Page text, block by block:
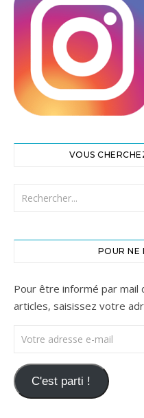
VOUS
POUR NE
Pour être informé par mail
articles, saisissez votre
Votre adresse e-mail
C'est parti !